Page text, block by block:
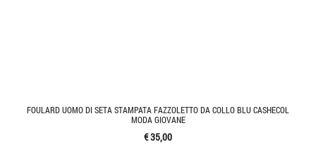
FOULARD UOMO DI SETA STAMPATA FAZZOLETTO DA COLLO BLU CASHECOL
MODA GIOVANE
€ 35,00